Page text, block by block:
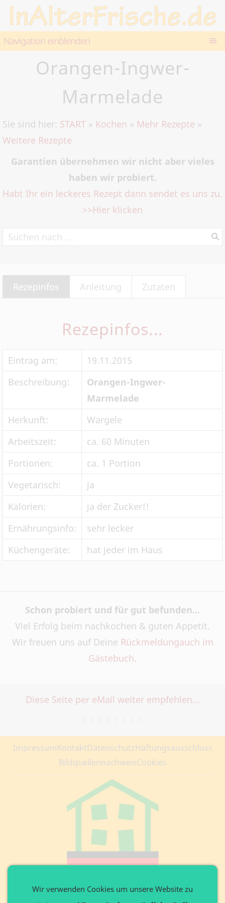
Navigation einblenden
Orangen-Ingwer-
Marmelade
Sie sind hier: START » Kochen » Mehr Rezepte »
Weitere Rezepte
Garantien übernehmen wir nicht aber vieles
haben wir probiert.
Habt Ihr ein leckeres Rezept dann sendet es uns zu.
>>Hier klicken
Rezepinfos Anleitung Zutaten
Rezepinfos...
Eintrag am:
19.11.2015
Beschreibung:
Orangen-Ingwer-
Marmelade
Herkunft:
Wargele
Arbeitszeit:
ca. 60 Minuten
Portionen:
ca. 1 Portion
Vegetarisch:
ja
Kalorien:
ja der Zucker!!
Ernährungsinfo:
sehr lecker
Küchengeräte:
hat jeder im Haus
Schon probiert und für gut befunden...
Viel Erfolg beim nachkochen & guten Appetit.
Wir freuen uns auf Deine Rückmeldungauch im
Gästebuch.
Diese Seite per eMail weiter empfehlen...
ImpressumKontaktDatenschutzHaftungsausschluss
BildquellennachweisCookies
Private Website
Wir verwenden Cookies um unsere Website zu